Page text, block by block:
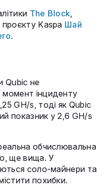
The Block,
Kaspa Шай
.
Qubic не
інциденту
GH/s, тоді як Qubic
показник у 2,6 GH/s
обчислювальна
ще вища. У
соло-майнери та
похибки.